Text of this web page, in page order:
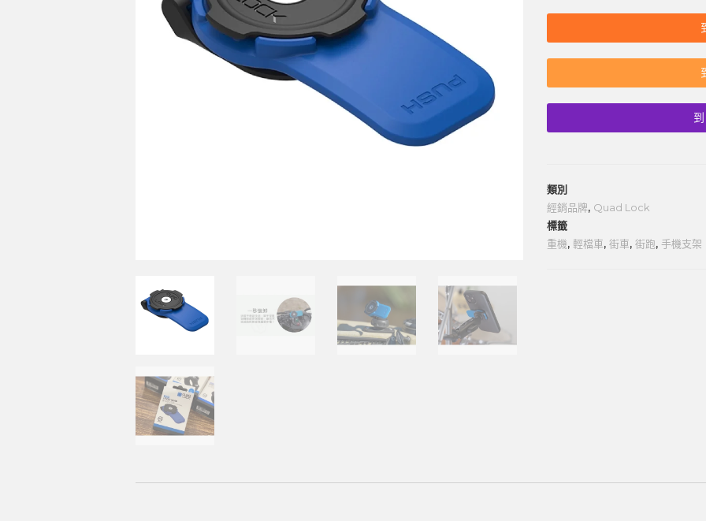
類別
經銷品牌, Quad Lock
標籤
重機, 輕檔車,街車,街跑,手機支架